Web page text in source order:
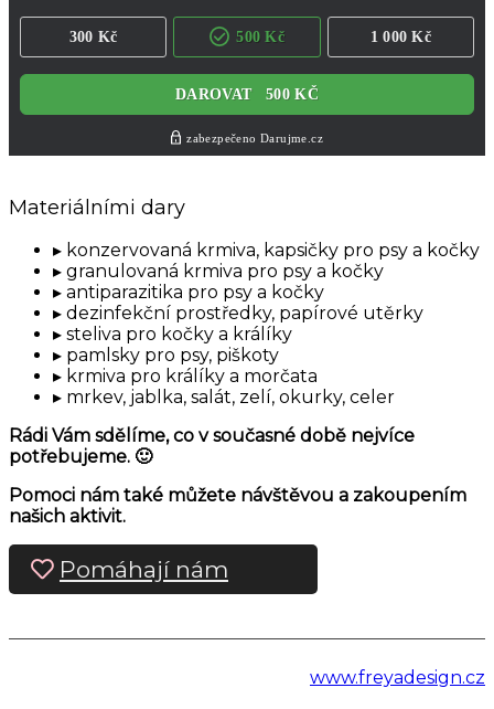
Materiálními dary
konzervovaná krmiva, kapsičky pro psy a kočky
granulovaná krmiva pro psy a kočky
antiparazitika pro psy a kočky
dezinfekční prostředky, papírové utěrky
steliva pro kočky a králíky
pamlsky pro psy, piškoty
krmiva pro králíky a morčata
mrkev, jablka, salát, zelí, okurky, celer
Rádi Vám sdělíme, co v současné době nejvíce
potřebujeme. 🙂
Pomoci nám také můžete návštěvou a zakoupením
našich aktivit.
Pomáhají nám
www.freyadesign.cz